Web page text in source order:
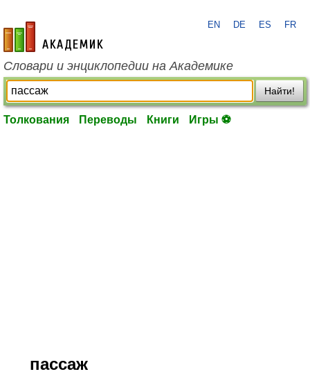
academic.ru
EN DE ES FR
Словари и энциклопедии на Академике
Найти!
Толкования Переводы Книги Игры ⚽
пассаж